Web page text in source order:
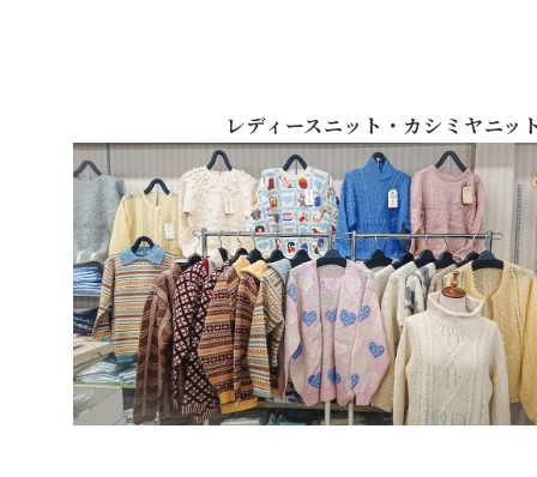
レディースニット・カシミヤニ